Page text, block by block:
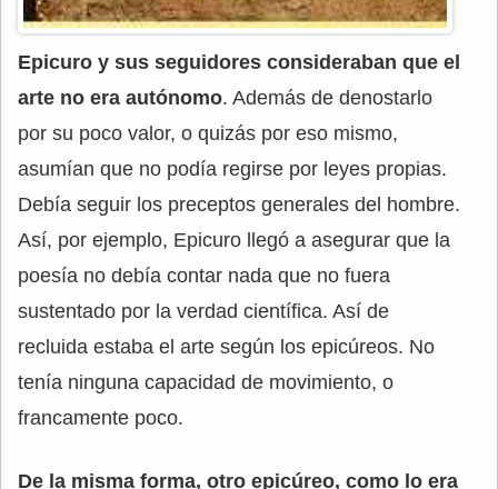
Epicuro y sus seguidores consideraban que el
arte no era autónomo. Además de denostarlo
por su poco valor, o quizás por eso mismo,
asumían que no podía regirse por leyes propias.
Debía seguir los preceptos generales del hombre.
Así, por ejemplo, Epicuro llegó a asegurar que la
poesía no debía contar nada que no fuera
sustentado por la verdad científica. Así de
recluida estaba el arte según los epicúreos. No
tenía ninguna capacidad de movimiento, o
francamente poco.
De la misma forma, otro epicúreo, como lo era